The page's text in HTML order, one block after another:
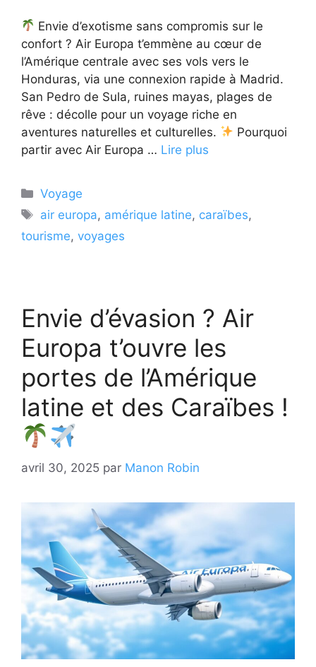
Envie d’exotisme sans compromis sur le
confort ? Air Europa t’emmène au cœur de
l’Amérique centrale avec ses vols vers le
Honduras, via une connexion rapide à Madrid.
San Pedro de Sula, ruines mayas, plages de
rêve : décolle pour un voyage riche en
aventures naturelles et culturelles.
Pourquoi
partir avec Air Europa … Lire plus
Catégories
Voyage
Étiquettes
air europa, amérique latine, caraïbes,
tourisme, voyages
Envie d’évasion ? Air
Europa t’ouvre les
portes de l’Amérique
latine et des Caraïbes !
avril 30, 2025 par Manon Robin